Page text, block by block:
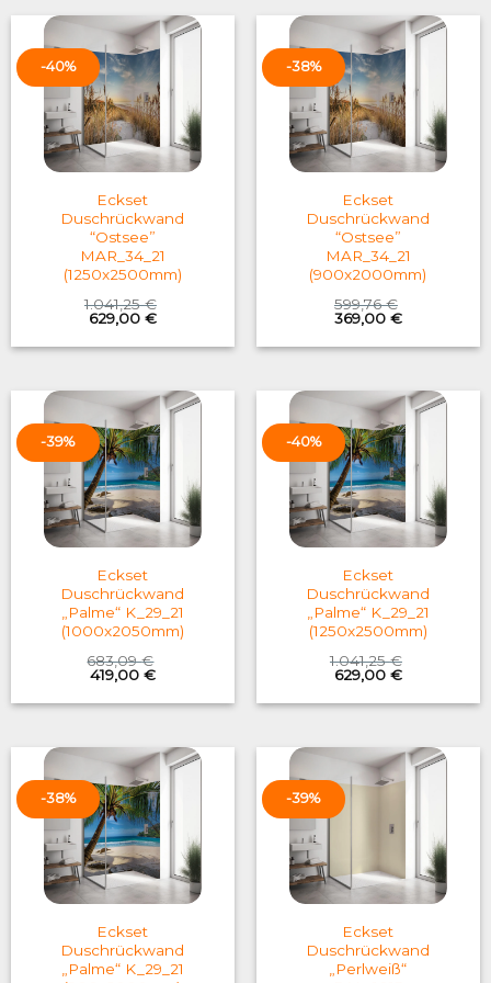
-40%
Eckset
Duschrückwand
“Ostsee”
MAR_34_21
(1250x2500mm)
1.041,25€
Original
price
was:
629,00 €Current
is:
-38%
Eckset
Duschrückwand
“Ostsee”
MAR_34_21
(900x2000mm)
599,76€
Original
price
was:
369,00 €Current
is:
-39%
Eckset
Duschrückwand
„Palme“ K_29_21
(1000x2050mm)
683,09€
Original
price
was:
419,00 €Current
is:
-40%
Eckset
Duschrückwand
„Palme“ K_29_21
(1250x2500mm)
1.041,25€
Original
price
was:
629,00 €Current
is:
-38%
Eckset
Duschrückwand
„Palme“ K_29_21
-39%
Eckset
Duschrückwand
„Perlweiß“